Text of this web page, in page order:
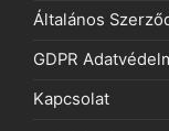
Általános
GDPR
Kapcsolat